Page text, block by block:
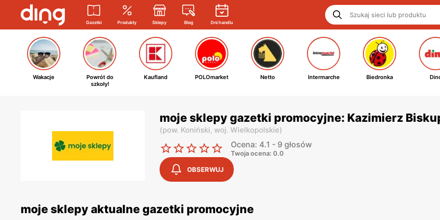
Gazetki Produkty Sklepy Blog Dni handlu
Wakacje
Powrót do
szkoły!
Kaufland POLOmarket Netto Intermarche Biedronka
moje sklepy gazetki promocyjne: Kazimierz
(pow. Koniński, woj. Wielkopolskie)
Ocena: 4.1 - 9 głosów
Twoja ocena: 0.0
OBSERWUJ
moje sklepy aktualne gazetki promocyjne